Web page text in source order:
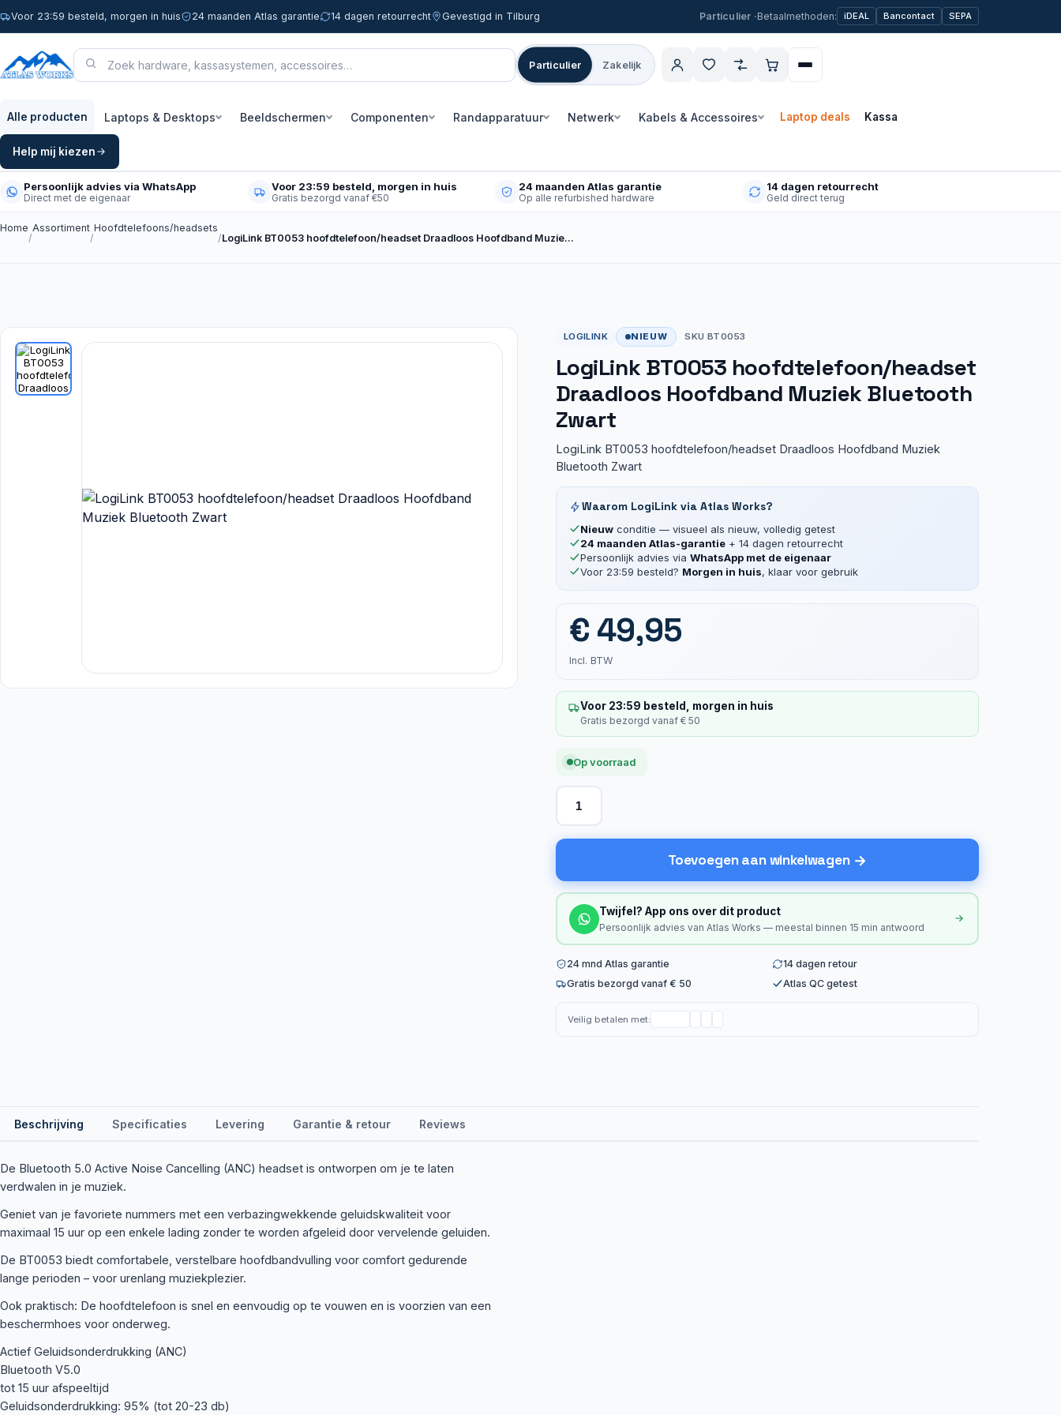
Voor 23:59 besteld, morgen in huis 24 maanden Atlas garantie 14 dagen retourrecht Gevestigd in Tilburg Betaalmethoden: iDEAL Bancontact SEPA
Particulier Zakelijk
Alle producten Laptops & Desktops Beeldschermen Componenten Randapparatuur Netwerk Kabels & Accessoires Laptop deals Kassa
Help mij kiezen
Persoonlijk advies via WhatsApp
Direct met de eigenaar
Voor 23:59 besteld, morgen in huis
Gratis bezorgd vanaf €50
24 maanden Atlas garantie
Op alle refurbished hardware
14 dagen retourrecht
Geld direct terug
Home
/
Assortiment
/
Hoofdtelefoons/headsets
/
LogiLink BT0053 hoofdtelefoon/headset Draadloos Hoofdband Muziek Bluetooth Zwart
LOGILINK NIEUW SKU BT0053
LogiLink BT0053 hoofdtelefoon/headset
Draadloos Hoofdband Muziek Bluetooth
Zwart
LogiLink BT0053 hoofdtelefoon/headset Draadloos Hoofdband Muziek
Bluetooth Zwart
Waarom LogiLink via Atlas Works?
Nieuwconditie — visueel als nieuw, volledig getest
24 maanden Atlas-garantie+ 14 dagen retourrecht
Persoonlijk advies via WhatsApp met de eigenaar
Voor 23:59 besteld? Morgen in huis, klaar voor gebruik
€ 49,95
Incl. BTW
Voor 23:59 besteld, morgen in huis
Gratis bezorgd vanaf € 50
Op voorraad
Toevoegen aan winkelwagen
Twijfel? App ons over dit product
Persoonlijk advies van Atlas Works — meestal binnen 15 min antwoord
24 mnd Atlas garantie
14 dagen retour
Gratis bezorgd vanaf € 50
Atlas QC getest
Veilig betalen met:
Beschrijving Specificaties Levering Garantie & retour Reviews
De Bluetooth 5.0 Active Noise Cancelling (ANC) headset is ontworpen om je te laten
verdwalen in je muziek.
Geniet van je favoriete nummers met een verbazingwekkende geluidskwaliteit voor
maximaal 15 uur op een enkele lading zonder te worden afgeleid door vervelende geluiden.
De BT0053 biedt comfortabele, verstelbare hoofdbandvulling voor comfort gedurende
lange perioden – voor urenlang muziekplezier.
Ook praktisch: De hoofdtelefoon is snel en eenvoudig op te vouwen en is voorzien van een
beschermhoes voor onderweg.
Actief Geluidsonderdrukking (ANC)
Bluetooth V5.0
tot 15 uur afspeeltijd
Geluidsonderdrukking: 95% (tot 20-23 db)